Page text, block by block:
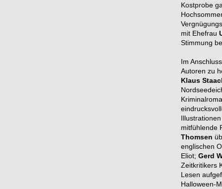
Kostprobe
mit Ehefrau
Stimmung
Im
Autoren zu
Klaus
mitfühlende
Thomsen
englischen
Eliot; Gerd
Zeitkritikers
Lesen
Halloween-